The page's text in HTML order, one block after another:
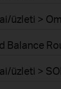
üzleti >
Balance
üzleti >